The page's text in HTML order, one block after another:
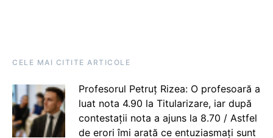
CELE MAI CITITE ARTICOLE
Profesorul Petruț Rizea: O profesoară a
luat nota 4.90 la Titularizare, iar după
contestații nota a ajuns la 8.70 / Astfel
de erori îmi arată ce entuziasmați sunt